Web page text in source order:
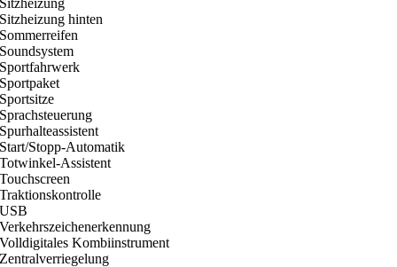
Sitzheizung hinten
Sommerreifen
Soundsystem
Sportfahrwerk
Sportpaket
Sportsitze
Sprachsteuerung
Spurhalteassistent
Start/Stopp-Automatik
Totwinkel-Assistent
Touchscreen
Traktionskontrolle
USB
Verkehrszeichenerkennung
Volldigitales Kombiinstrument
Zentralverriegelung